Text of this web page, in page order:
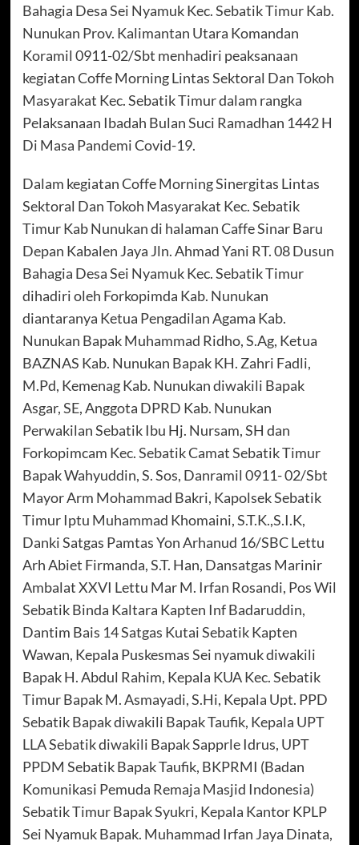
Bahagia Desa Sei Nyamuk Kec. Sebatik Timur Kab.
Nunukan Prov. Kalimantan Utara Komandan
Koramil 0911-02/Sbt menhadiri peaksanaan
kegiatan Coffe Morning Lintas Sektoral Dan Tokoh
Masyarakat Kec. Sebatik Timur dalam rangka
Pelaksanaan Ibadah Bulan Suci Ramadhan 1442 H
Di Masa Pandemi Covid-19.
Dalam kegiatan Coffe Morning Sinergitas Lintas
Sektoral Dan Tokoh Masyarakat Kec. Sebatik
Timur Kab Nunukan di halaman Caffe Sinar Baru
Depan Kabalen Jaya Jln. Ahmad Yani RT. 08 Dusun
Bahagia Desa Sei Nyamuk Kec. Sebatik Timur
dihadiri oleh Forkopimda Kab. Nunukan
diantaranya Ketua Pengadilan Agama Kab.
Nunukan Bapak Muhammad Ridho, S.Ag, Ketua
BAZNAS Kab. Nunukan Bapak KH. Zahri Fadli,
M.Pd, Kemenag Kab. Nunukan diwakili Bapak
Asgar, SE, Anggota DPRD Kab. Nunukan
Perwakilan Sebatik Ibu Hj. Nursam, SH dan
Forkopimcam Kec. Sebatik Camat Sebatik Timur
Bapak Wahyuddin, S. Sos, Danramil 0911- 02/Sbt
Mayor Arm Mohammad Bakri, Kapolsek Sebatik
Timur Iptu Muhammad Khomaini, S.T.K.,S.I.K,
Danki Satgas Pamtas Yon Arhanud 16/SBC Lettu
Arh Abiet Firmanda, S.T. Han, Dansatgas Marinir
Ambalat XXVI Lettu Mar M. Irfan Rosandi, Pos Wil
Sebatik Binda Kaltara Kapten Inf Badaruddin,
Dantim Bais 14 Satgas Kutai Sebatik Kapten
Wawan, Kepala Puskesmas Sei nyamuk diwakili
Bapak H. Abdul Rahim, Kepala KUA Kec. Sebatik
Timur Bapak M. Asmayadi, S.Hi, Kepala Upt. PPD
Sebatik Bapak diwakili Bapak Taufik, Kepala UPT
LLA Sebatik diwakili Bapak Sapprle Idrus, UPT
PPDM Sebatik Bapak Taufik, BKPRMI (Badan
Komunikasi Pemuda Remaja Masjid Indonesia)
Sebatik Timur Bapak Syukri, Kepala Kantor KPLP
Sei Nyamuk Bapak. Muhammad Irfan Jaya Dinata,